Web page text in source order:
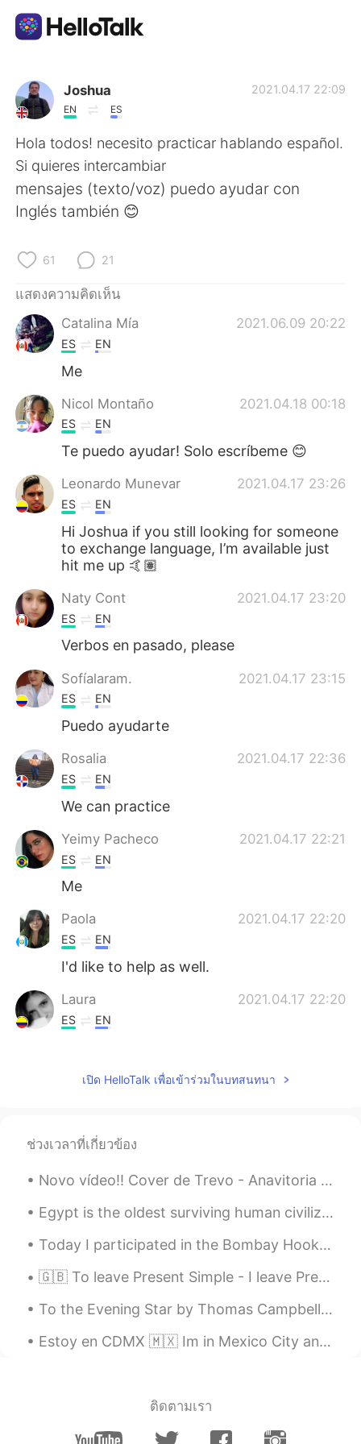
แอปแลกเปลี่ยนทางภาษา
AI Grammar Checker
ไทย
繁體中文
العربية
Deutsch
한국어 Русский
Indonesia Italiano
Türkçe Tiếng Việt
Português
Joshua
EN ES
2021.04.17 22:09
Hola todos! necesito practicar hablando español.
Si quieres intercambiar
mensajes (texto/voz) puedo ayudar con
Inglés también 😊
61 21
แสดงความคิดเห็น
Catalina Mía
2021.06.09 20:22
ES EN
Me
Nicol Montaño 2021.04.18 00:18
ES EN
Te puedo ayudar! Solo escríbeme 😊
Leonardo Munevar 2021.04.17 23:26
ES EN
Hi Joshua if you still looking for someone
to exchange language, I’m available just
hit me up 🤙🏽
Naty Cont 2021.04.17 23:20
ES EN
Verbos en pasado, please
Sofíalaram. 2021.04.17 23:15
ES EN
Puedo ayudarte
Rosalia 2021.04.17 22:36
ES EN
We can practice
Yeimy Pacheco 2021.04.17 22:21
ES EN
Me
Paola 2021.04.17 22:20
ES EN
I'd like to help as well.
Laura 2021.04.17 22:20
ES EN
Antonella 2021.04.17 22:19
ES EN
🙋🏻‍♀️
danielpalominos 2021.04.17 22:19
Hola me gustaría ayudarte y que me
ayudes. Hi I'll be glad to help you and for
you to help me ir possible.
SP 2021.04.17 22:17
si necesitas ayuda estaré
practise English so text me anytime
เปิด HelloTalk เพื่อเข้าร่วมในบทสนทนา
ช่วงเวลาที่เกี่ยวข้อง
Novo vídeo!! Cover de Trevo - Anavitoria 😊 please like, comment and subscribe! ❤️ https://youtu....
Egypt is the oldest surviving human civilization. Here's a little something on Ancient Egypt. "...
Today I participated in the Bombay Hook Christmas Bird Count with two of my birding friends. We m...
🇬🇧 To leave Present Simple - I leave Present Continuous - I am leaving Present Perfect - I have ...
To the Evening Star by Thomas Campbell. STAR that bringest home the bee, And sett’st the weary ...
Estoy en CDMX 🇲🇽 Im in Mexico City and i love it here. The food is amazing! But i am really mis...
ติดตามเรา